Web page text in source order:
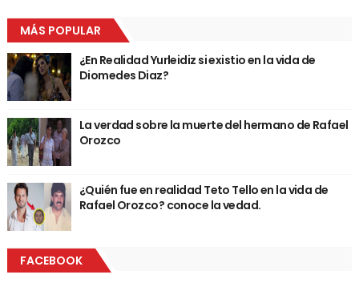
MÁS POPULAR
¿En Realidad Yurleidiz si existio en la vida de
Diomedes Diaz?
La verdad sobre la muerte del hermano de Rafael
Orozco
¿Quién fue en realidad Teto Tello en la vida de
Rafael Orozco? conoce la vedad.
FACEBOOK